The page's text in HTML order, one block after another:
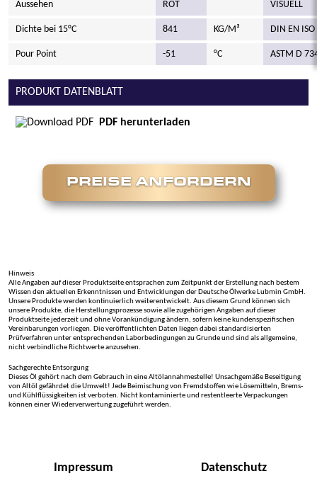
Aussehen ROT VISUELL
Dichte bei 15°C 841 KG/M³ DIN EN
Pour Point -51 °C ASTM D
PRODUKT DATENBLATT
PDF herunterladen
PREISE ANFORDERN
Hinweis
Alle Angaben auf dieser Produktseite entsprachen zum Zeitpunkt der Erstellung nach bestem
Wissen den aktuellen Erkenntnissen und Entwicklungen der Deutsche Ölwerke Lubmin GmbH.
Unsere Produkte werden kontinuierlich weiterentwickelt. Aus diesem Grund können sich
unsere Produkte, die Herstellungsprozesse sowie alle zugehörigen Angaben auf dieser
Produktseite jederzeit und ohne Vorankündigung ändern, sofern keine kundenspezifischen
Vereinbarungen vorliegen. Die veröffentlichten Daten liegen dabei standardisierten
Prüfverfahren unter entsprechenden Laborbedingungen zu Grunde und sind als allgemeine,
nicht verbindliche Richtwerte anzusehen.
Sachgerechte Entsorgung
Dieses Öl gehört nach dem Gebrauch in eine Altölannahmestelle! Unsachgemäße Beseitigung
von Altöl gefährdet die Umwelt! Jede Beimischung von Fremdstoffen wie Lösemitteln, Brems-
und Kühlflüssigkeiten ist verboten. Nicht kontaminierte und restentleerte Verpackungen
können einer Wiederverwertung zugeführt werden.
Impressum Datenschutz